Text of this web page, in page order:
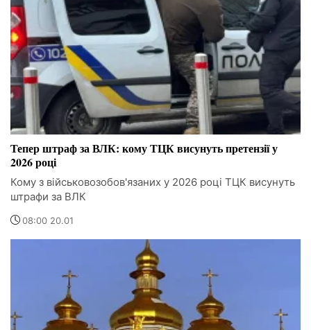
Тепер штраф за ВЛК: кому ТЦК висунуть претензії у
2026 році
Кому з військовозобов'язаних у 2026 році ТЦК висунуть
штрафи за ВЛК
08:00 20.01